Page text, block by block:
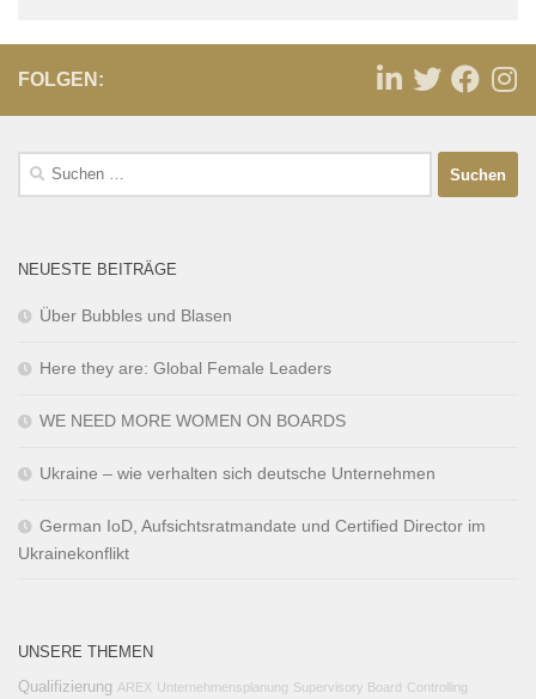
FOLGEN:
NEUESTE BEITRÄGE
Über Bubbles und Blasen
Here they are: Global Female Leaders
WE NEED MORE WOMEN ON BOARDS
Ukraine – wie verhalten sich deutsche Unternehmen
German IoD, Aufsichtsratmandate und Certified Director im
Ukrainekonflikt
UNSERE THEMEN
Qualifizierung AREX Unternehmensplanung Supervisory Board Controlling